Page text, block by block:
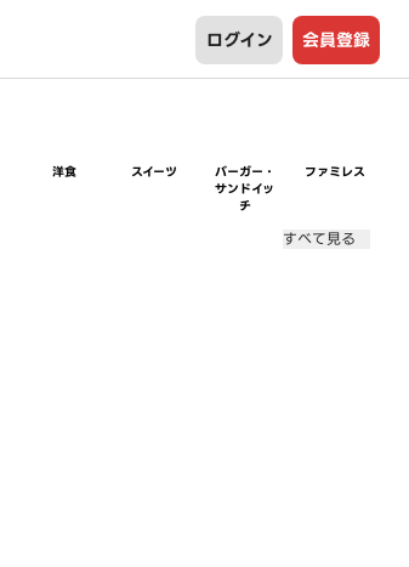
ログイン 会員登録
洋食 スイーツ
バーガー・
サンドイッ
チ
ファミレス
すべて見る